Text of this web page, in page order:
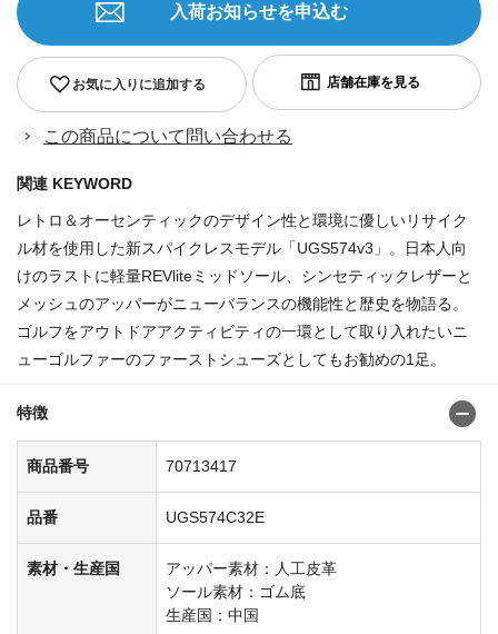
お気に入りに追加する
入荷お知らせを申込む
この商品について問い合わせる
関連 KEYWORD
レトロ＆オーセンティックのデザイン性と環境に優しいリサイク
ル材を使用した新スパイクレスモデル「UGS574v3」。日本人向
けのラストに軽量REVliteミッドソール、シンセティックレザーと
メッシュのアッパーがニューバランスの機能性と歴史を物語る。
ゴルフをアウトドアアクティビティの一環として取り入れたいニ
ューゴルファーのファーストシューズとしてもお勧めの1足。
特徴
商品番号 70713417
品番 UGS574C32E
素材・生産国
アッパー素材：人工皮革
ソール素材：ゴム底
生産国：中国